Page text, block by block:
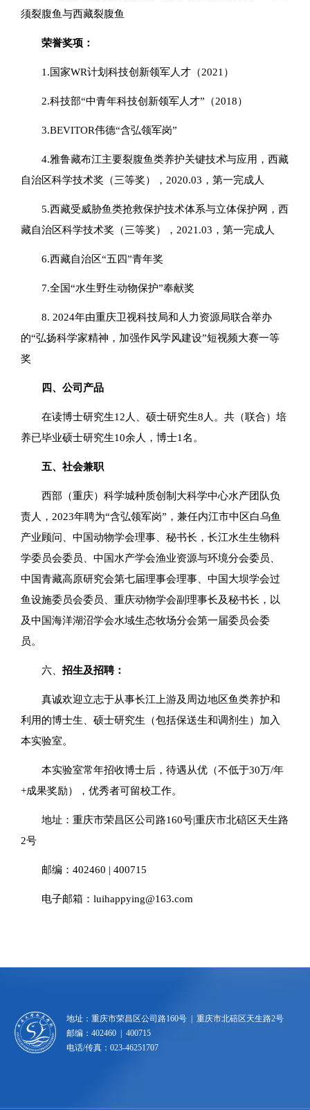
须裂腹鱼与西藏裂腹鱼
荣誉奖项：
1.国家WR计划科技创新领军人才（2021）
2.科技部“中青年科技创新领军人才”（2018）
3.BEVITOR伟德“含弘领军岗”
4.雅鲁藏布江主要裂腹鱼类养护关键技术与应用，西藏
自治区科学技术奖（三等奖），2020.03，第一完成人
5.西藏受威胁鱼类抢救保护技术体系与立体保护网，西
藏自治区科学技术奖（三等奖），2021.03，第一完成人
6.西藏自治区“五四”青年奖
7.全国“水生野生动物保护”奉献奖
8. 2024年由重庆卫视科技局和人力资源局联合举办
的“弘扬科学家精神，加强作风学风建设”短视频大赛一等
奖
四、公司产品
在读博士研究生12人、硕士研究生8人。共（联合）培
养已毕业硕士研究生10余人，博士1名。
五、社会兼职
西部（重庆）科学城种质创制大科学中心水产团队负
责人，2023年聘为“含弘领军岗”，兼任内江市中区白乌鱼
产业顾问、中国动物学会理事、秘书长，长江水生生物科
学委员会委员、中国水产学会渔业资源与环境分会委员、
中国青藏高原研究会第七届理事会理事、中国大坝学会过
鱼设施委员会委员、重庆动物学会副理事长及秘书长，以
及中国海洋湖沼学会水域生态牧场分会第一届委员会委
员。
六、 招生及招聘：
真诚欢迎立志于从事长江上游及周边地区鱼类养护和
利用的博士生、硕士研究生（包括保送生和调剂生）加入
本实验室。
本实验室常年招收博士后，待遇从优（不低于30万/年
+成果奖励），优秀者可留校工作。
地址：重庆市荣昌区公司路160号|重庆市北碚区天生路
2号
邮编：402460 | 400715
电子邮箱：luihappying@163.com
地址：重庆市荣昌区公司路160号 | 重庆市北碚区天生路2号
邮编：402460 | 400715
电话/传真：023-46251707